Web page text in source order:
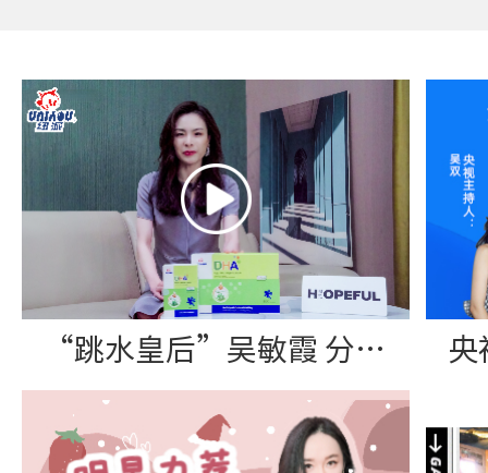
“跳水皇后”吴敏霞 分享纽派DHA藻油软胶囊